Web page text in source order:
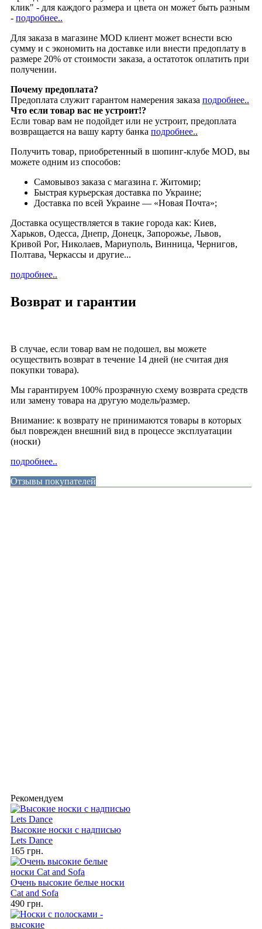
клик" - для каждого размера и цвета он может быть разным
- подробнее..
Для заказа в магазине MOD клиент может вснести всю
сумму и с экономить на доставке или внести предоплату в
размере 20% от стоимости заказа, а остатоток оплатить при
получении.
Почему предоплата?
Предоплата служит гарантом намерения заказа подробнее..
Что если товар вас не устроит!?
Если товар вам не подойдет или не устроит, предоплата
возвращается на вашу карту банка подробнее..
Получить товар, приобретенный в шопинг-клубе MOD, вы
можете одним из способов:
Cамовывоз заказа с магазина г. Житомир;
Быстрая курьерская доставка по Украине;
Доставка по всей Украине — «Новая Почта»;
Доставка осуществляется в такие города как: Киев,
Харьков, Одесса, Днепр, Донецк, Запорожье, Львов,
Кривой Рог, Николаев, Мариуполь, Винница, Чернигов,
Полтава, Черкассы и другие...
подробнее..
Возврат и гарантии
В случае, если товар вам не подошел, вы можете
осуществить возврат в течение 14 дней (не считая дня
покупки товара).
Мы гарантируем 100% прозрачную схему возврата средств
или замену товара на другую модель/размер.
Внимание: к возврату не принимаются товары в которых
был поврежден внешний вид в процессе эксплуатации
(носки)
подробнее..
Отзывы покупателей
Рекомендуем
Высокие носки с надписью
Lets Dance
165 грн.
Очень высокие белые носки
Cat and Sofa
490 грн.